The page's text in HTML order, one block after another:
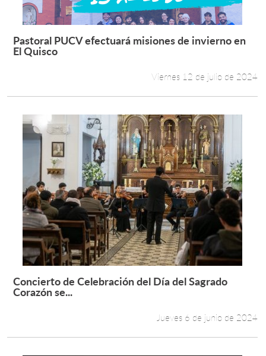
Leer más +
Pastoral PUCV efectuará misiones de invierno en
El Quisco
Viernes 12 de julio de 2024
Leer más +
Concierto de Celebración del Día del Sagrado
Corazón se...
Jueves 6 de junio de 2024